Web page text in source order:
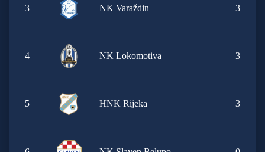
3 NK Varaždin 3
4 NK Lokomotiva 3
5 HNK Rijeka 3